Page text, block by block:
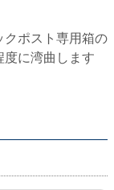
クポスト専用箱の
に湾曲します